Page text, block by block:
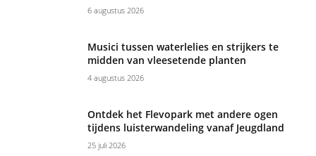
6 augustus 2026
Musici tussen waterlelies en strijkers te
midden van vleesetende planten
4 augustus 2026
Ontdek het Flevopark met andere ogen
tijdens luisterwandeling vanaf Jeugdland
25 juli 2026